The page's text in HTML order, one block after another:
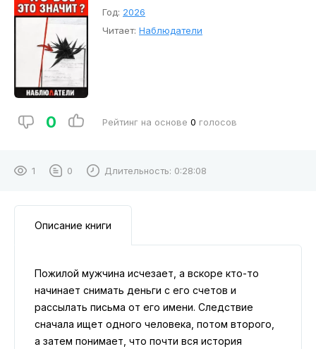
Год: 2026
Читает: Наблюдатели
0 Рейтинг на основе 0 голосов
1 0 Длительность: 0:28:08
Описание книги
Пожилой мужчина исчезает, а вскоре кто-то
начинает снимать деньги с его счетов и
рассылать письма от его имени. Следствие
сначала ищет одного человека, потом второго,
а затем понимает, что почти вся история